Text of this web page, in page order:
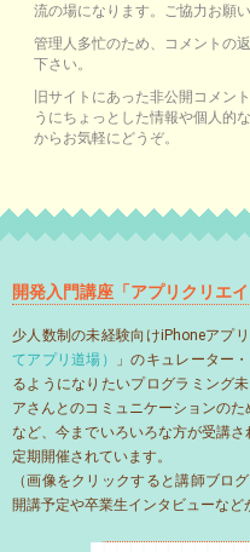
流の場になります。ご協力お願い
管理人多忙のため、コメントの
下さい。
旧サイトにあった非公開コメン
うにちょっとした情報や個人的
からお気軽にどうぞ。
開発入門講座「アプリクリエイ
少人数制の未経験向けiPhoneアプ
てアプリ道場）
」のキュレーター
るようになりたいプログラミング
アさんとのコミュニケーションの
など、今までいろいろな方が受講
定期開催されています。
（画像をクリックすると講師ブロ
開講予定や卒業生インタビューなど